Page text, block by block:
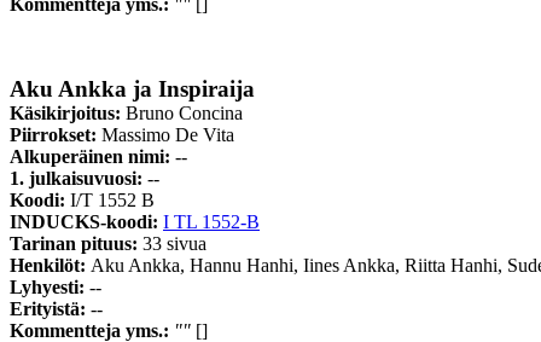
Aku Ankka ja Inspiraija
Käsikirjoitus: Bruno Concina
Piirrokset: Massimo De Vita
Alkuperäinen nimi: --
1. julkaisuvuosi: --
Koodi: I/T 1552 B
INDUCKS-koodi: I TL 1552-B
Tarinan pituus: 33 sivua
Henkilöt: Aku Ankka, Hannu Hanhi, Iines Ankka, Riitta Hanhi,
Lyhyesti: --
Erityistä: --
Kommentteja yms.: "" []